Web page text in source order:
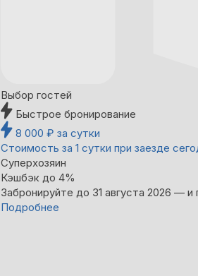
Выбор гостей
Быстрое бронирование
8 000 ₽ за сутки
Стоимость за 1 сутки при заезде
Суперхозяин
Кэшбэк до 4%
Забронируйте до 31 августа 2026 —
Подробнее